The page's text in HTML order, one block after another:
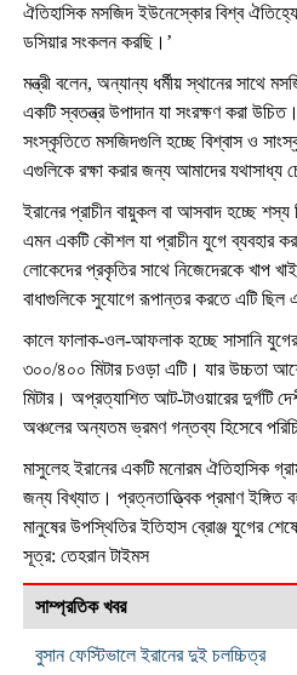
ঐতিহাসিক মসজিদ ইউনেস্কোর বিশ্ব
ডসিয়ার সংকলন করছি।’
মন্ত্রী বলেন, অন্যান্য ধর্মীয় স্থানের সাথে
একটি স্বতন্ত্র উপাদান যা সংরক্ষণ করা
সংস্কৃতিতে মসজিদগুলি হচ্ছে বিশ্বাস ও
এগুলিকে রক্ষা করার জন্য আমাদের যথাসাধ্য
ইরানের প্রাচীন বায়ুকল বা আসবাদ হচ্ছে
এমন একটি কৌশল যা প্রাচীন যুগে ব্যবহার
লোকেদের প্রকৃতির সাথে নিজেদেরকে খাপ
বাধাগুলিকে সুযোগে রূপান্তর করতে এটি ছিল
কালে ফালাক-ওল-আফলাক হচ্ছে সাসানি
৩০০/৪০০ মিটার চওড়া এটি। যার উচ্চতা
মিটার। অপ্রত্যাশিত আট-টাওয়ারের দুর্গটি
অঞ্চলের অন্যতম ভ্রমণ গন্তব্য হিসেবে
মাসুলেহ ইরানের একটি মনোরম ঐতিহাসিক
জন্য বিখ্যাত। প্রত্নতাত্ত্বিক প্রমাণ ইঙ্গিত
মানুষের উপস্থিতির ইতিহাস ব্রোঞ্জ যুগের
সূত্র: তেহরান টাইমস
সাম্প্রতিক খবর
বুসান ফেস্টিভালে ইরানের দুই চলচ্চিত্র